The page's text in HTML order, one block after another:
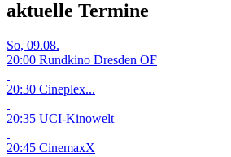
aktuelle Termine
So, 09.08.
20:00 Rundkino Dresden OF
20:30 Cineplex...
20:35 UCI-Kinowelt
20:45 CinemaxX